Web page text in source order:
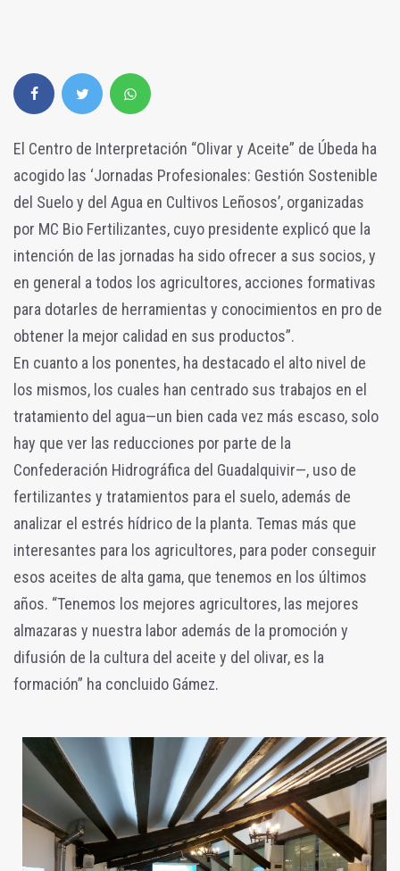
El Centro de Interpretación “Olivar y Aceite” de Úbeda ha
acogido las ‘Jornadas Profesionales: Gestión Sostenible
del Suelo y del Agua en Cultivos Leñosos’, organizadas
por MC Bio Fertilizantes, cuyo presidente explicó que la
intención de las jornadas ha sido ofrecer a sus socios, y
en general a todos los agricultores, acciones formativas
para dotarles de herramientas y conocimientos en pro de
obtener la mejor calidad en sus productos”.
En cuanto a los ponentes, ha destacado el alto nivel de
los mismos, los cuales han centrado sus trabajos en el
tratamiento del agua—un bien cada vez más escaso, solo
hay que ver las reducciones por parte de la
Confederación Hidrográfica del Guadalquivir—, uso de
fertilizantes y tratamientos para el suelo, además de
analizar el estrés hídrico de la planta. Temas más que
interesantes para los agricultores, para poder conseguir
esos aceites de alta gama, que tenemos en los últimos
años. “Tenemos los mejores agricultores, las mejores
almazaras y nuestra labor además de la promoción y
difusión de la cultura del aceite y del olivar, es la
formación” ha concluido Gámez.